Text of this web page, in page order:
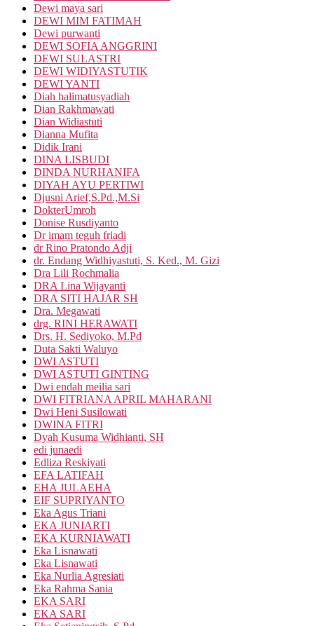
Dewi maya sari
DEWI MIM FATIMAH
Dewi purwanti
DEWI SOFIA ANGGRINI
DEWI SULASTRI
DEWI WIDIYASTUTIK
DEWI YANTI
Diah halimatusyadiah
Dian Rakhmawati
Dian Widiastuti
Dianna Mufita
Didik Irani
DINA LISBUDI
DINDA NURHANIFA
DIYAH AYU PERTIWI
Djusni Arief,S.Pd.,M.Si
DokterUmroh
Donise Rusdiyanto
Dr imam teguh friadi
dr Rino Pratondo Adji
dr. Endang Widhiyastuti, S. Ked., M. Gizi
Dra Lili Rochmalia
DRA Lina Wijayanti
DRA SITI HAJAR SH
Dra. Megawati
drg. RINI HERAWATI
Drs. H. Sediyoko, M.Pd
Duta Sakti Waluyo
DWI ASTUTI
DWI ASTUTI GINTING
Dwi endah meilia sari
DWI FITRIANA APRIL MAHARANI
Dwi Heni Susilowati
DWINA FITRI
Dyah Kusuma Widhianti, SH
edi junaedi
Edliza Reskiyati
EFA LATIFAH
EHA JULAEHA
EIF SUPRIYANTO
Eka Agus Triani
EKA JUNIARTI
EKA KURNIAWATI
Eka Lisnawati
Eka Lisnawati
Eka Nurlia Agresiati
Eka Rahma Sania
EKA SARI
EKA SARI